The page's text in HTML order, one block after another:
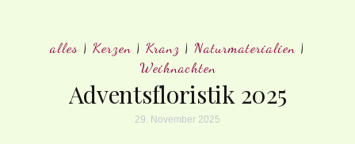
alles | Kerzen | Kranz | Naturmaterialien |
Weihnachten
Adventsfloristik 2025
29. November 2025